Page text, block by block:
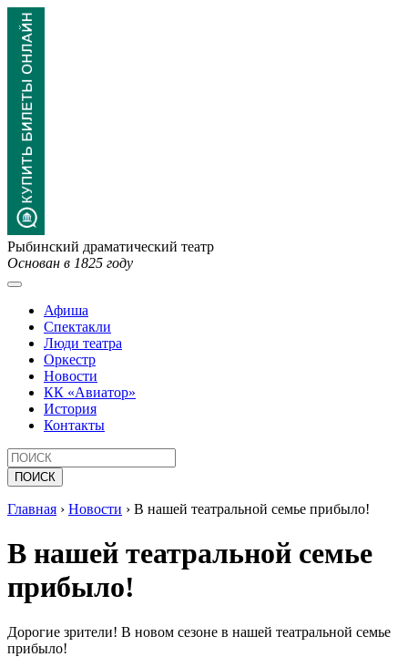
Рыбинский драматический театр
Основан в 1825 году
Афиша
Спектакли
Люди театра
Оркестр
Новости
КК «Авиатор»
История
Контакты
Главная › Новости › В нашей театральной семье прибыло!
В нашей театральной семье
прибыло!
Дорогие зрители! В новом сезоне в нашей театральной семье
прибыло!